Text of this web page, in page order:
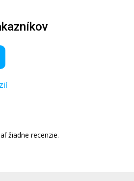
žiadne recenzie.